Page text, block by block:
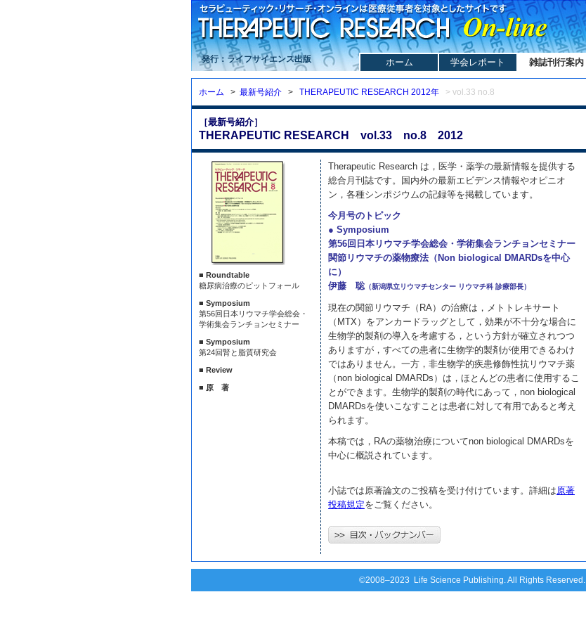
発行：ライフサイエンス出版 ホーム 学会レポート 雑誌刊行案内
ホーム > 最新号紹介 > THERAPEUTIC RESEARCH 2012年 > vol.33 no.8
［最新号紹介］
THERAPEUTIC RESEARCH vol.33 no.8 2012
■ Roundtable
糖尿病治療のピットフォール
■ Symposium
第56回日本リウマチ学会総会・
学術集会ランチョンセミナー
■ Symposium
第24回腎と脂質研究会
■ Review
■ 原 著
Therapeutic Research は，医学・薬学の最新情報を提供する
総合月刊誌です。国内外の最新エビデンス情報やオピニオ
ン，各種シンポジウムの記録等を掲載しています。
今月号のトピック
● Symposium
第56回日本リウマチ学会総会・学術集会ランチョンセミナー
関節リウマチの薬物療法（Non biological DMARDsを中心
に）
伊藤 聡 （新潟県立リウマチセンター リウマチ科 診療部長）
現在の関節リウマチ（RA）の治療は，メトトレキサート
（MTX）をアンカードラッグとして，効果が不十分な場合に
生物学的製剤の導入を考慮する，という方針が確立されつつ
ありますが，すべての患者に生物学的製剤が使用できるわけ
ではありません。一方，非生物学的疾患修飾性抗リウマチ薬
（non biological DMARDs）は，ほとんどの患者に使用するこ
とができます。生物学的製剤の時代にあって，non biological
DMARDsを使いこなすことは患者に対して有用であると考え
られます。
本稿では，RAの薬物治療についてnon biological DMARDsを
中心に概説されています。
小誌では原著論文のご投稿を受け付けています。詳細は原著
投稿規定をご覧ください。
©2008–2023 Life Science Publishing. All Rights Reserved.